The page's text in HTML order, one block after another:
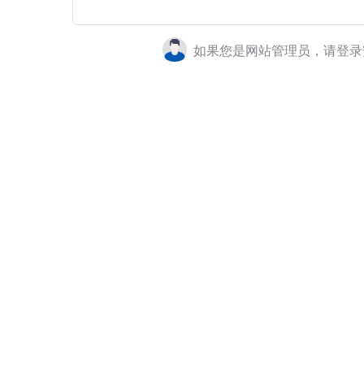
如果您是网站管理员，请登